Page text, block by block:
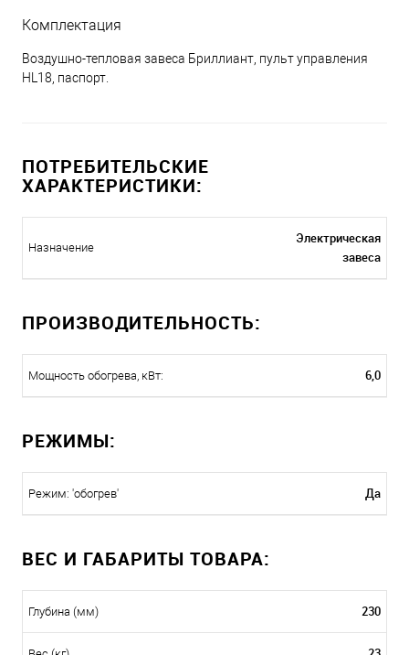
Комплектация
Воздушно-тепловая завеса Бриллиант, пульт управления
HL18, паспорт.
ПОТРЕБИТЕЛЬСКИЕ
ХАРАКТЕРИСТИКИ:
Назначение
Электрическая
завеса
ПРОИЗВОДИТЕЛЬНОСТЬ:
Мощность обогрева, кВт: 6,0
РЕЖИМЫ:
Режим: 'обогрев' Да
ВЕС И ГАБАРИТЫ ТОВАРА:
Глубина (мм) 230